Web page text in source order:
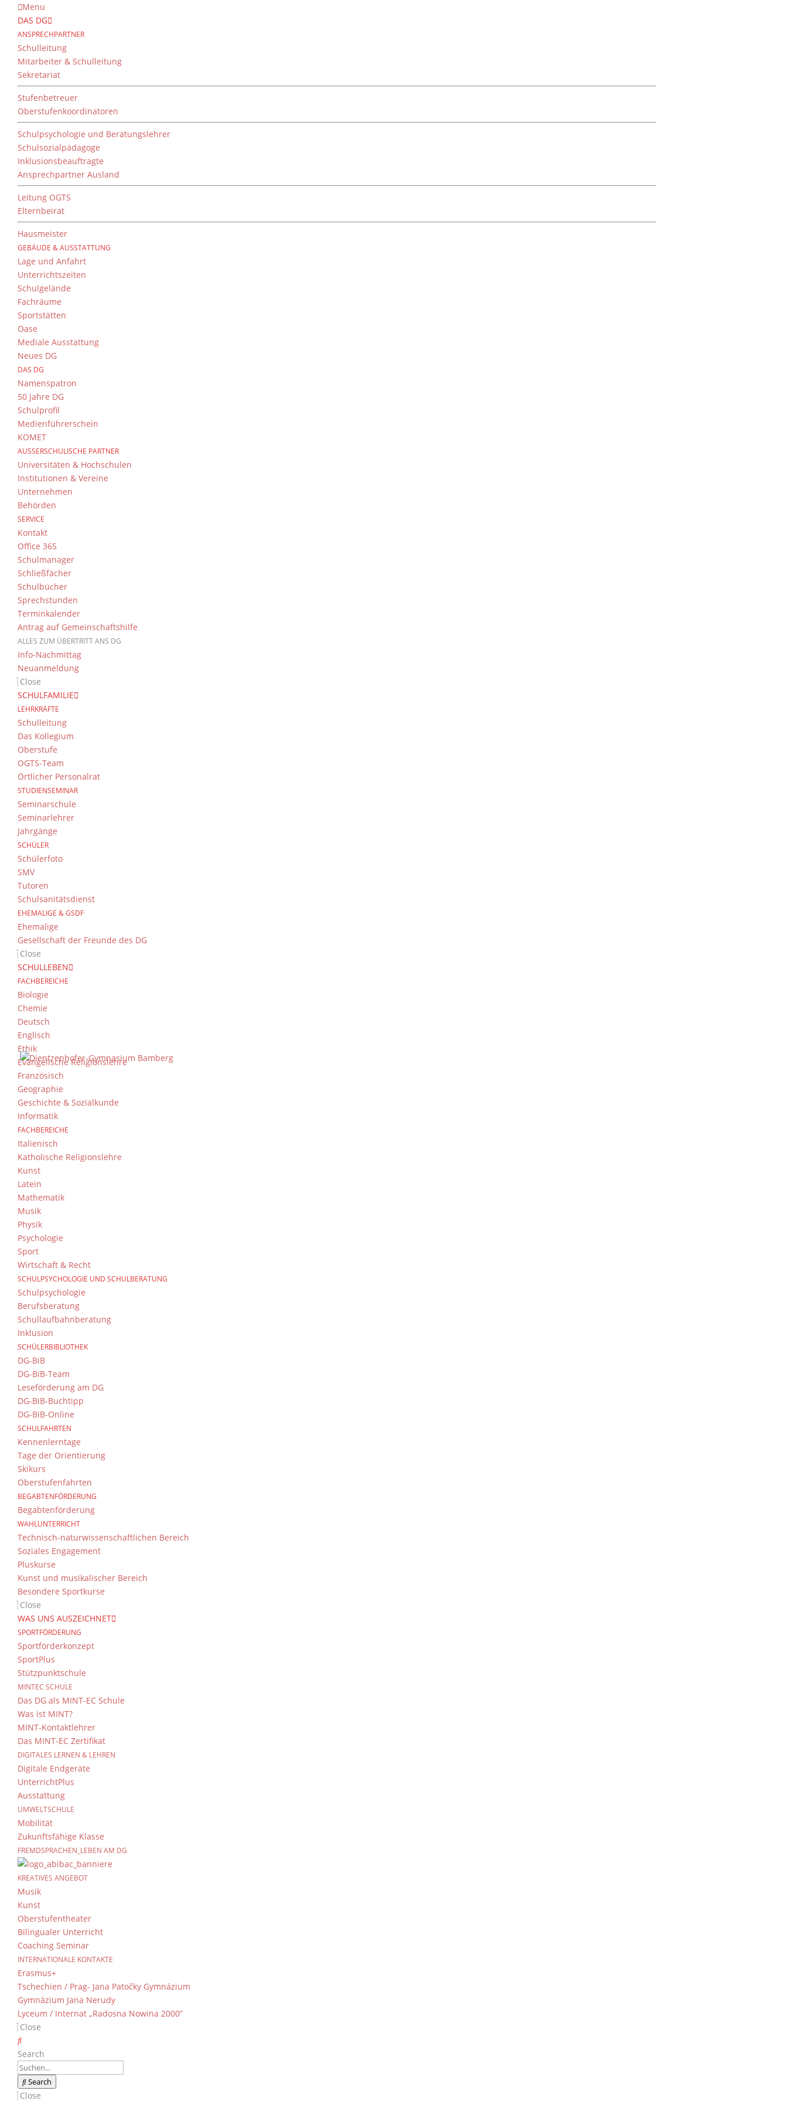
Menu
DAS DG
ANSPRECHPARTNER
Schulleitung
Mitarbeiter & Schulleitung
Sekretariat
Stufenbetreuer
Oberstufenkoordinatoren
Schulpsychologie und Beratungslehrer
Schulsozialpädagoge
Inklusionsbeauftragte
Ansprechpartner Ausland
Leitung OGTS
Elternbeirat
Hausmeister
GEBÄUDE & AUSSTATTUNG
Lage und Anfahrt
Unterrichtszeiten
Schulgelände
Fachräume
Sportstätten
Oase
Mediale Ausstattung
Neues DG
DAS DG
Namenspatron
50 Jahre DG
Schulprofil
Medienführerschein
KOMET
AUSSERSCHULISCHE PARTNER
Universitäten & Hochschulen
Institutionen & Vereine
Unternehmen
Behörden
SERVICE
Kontakt
Office 365
Schulmanager
Schließfächer
Schulbücher
Sprechstunden
Terminkalender
Antrag auf Gemeinschaftshilfe
ALLES ZUM ÜBERTRITT ANS DG
Info-Nachmittag
Neuanmeldung
Close
SCHULFAMILIE
LEHRKRÄFTE
Schulleitung
Das Kollegium
Oberstufe
OGTS-Team
Örtlicher Personalrat
STUDIENSEMINAR
Seminarschule
Seminarlehrer
Jahrgänge
SCHÜLER
Schülerfoto
SMV
Tutoren
Schulsanitätsdienst
EHEMALIGE & GSDF
Ehemalige
Gesellschaft der Freunde des DG
Close
SCHULLEBEN
FACHBEREICHE
Biologie
Chemie
Deutsch
Englisch
Ethik
Evangelische Religionslehre
Französisch
Geographie
Geschichte & Sozialkunde
Informatik
FACHBEREICHE
Italienisch
Katholische Religionslehre
Kunst
Latein
Mathematik
Musik
Physik
Psychologie
Sport
Wirtschaft & Recht
SCHULPSYCHOLOGIE UND SCHULBERATUNG
Schulpsychologie
Berufsberatung
Schullaufbahnberatung
Inklusion
SCHÜLERBIBLIOTHEK
DG-BiB
DG-BiB-Team
Leseförderung am DG
DG-BiB-Buchtipp
DG-BiB-Online
SCHULFAHRTEN
Kennenlerntage
Tage der Orientierung
Skikurs
Oberstufenfahrten
BEGABTENFÖRDERUNG
Begabtenförderung
WAHLUNTERRICHT
Technisch-naturwissenschaftlichen Bereich
Soziales Engagement
Pluskurse
Kunst und musikalischer Bereich
Besondere Sportkurse
Close
WAS UNS AUSZEICHNET
SPORTFÖRDERUNG
Sportförderkonzept
SportPlus
Stützpunktschule
MINTEC SCHULE
Das DG als MINT-EC Schule
Was ist MINT?
MINT-Kontaktlehrer
Das MINT-EC Zertifikat
DIGITALES LERNEN & LEHREN
Digitale Endgeräte
UnterrichtPlus
Ausstattung
UMWELTSCHULE
Mobilität
Zukunftsfähige Klasse
FREMDSPRACHEN_LEBEN AM DG
KREATIVES ANGEBOT
Musik
Kunst
Oberstufentheater
Bilingualer Unterricht
Coaching Seminar
INTERNATIONALE KONTAKTE
Erasmus+
Tschechien / Prag- Jana Patočky Gymnázium
Gymnázium Jana Nerudy
Lyceum / Internat „Radosna Nowina 2000”
Close
Search
Search
Close
Die Hühner kommen!
von
Huhn und Eier lernen! Die vier Damen werden ihr Zuhause auf Zeit mit Stall und Freilauf hinter der Kugelstoßanlage
bekommen und uns hoffentlich mit vielen Eiern versorgen!